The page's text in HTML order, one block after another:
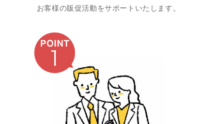
お客様の販促活動をサポートいたします。